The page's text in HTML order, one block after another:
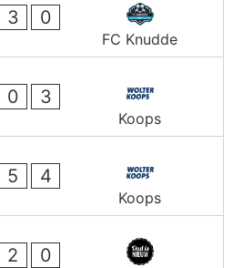
3 0
FC Knudde
0 3
Koops
5 4
Koops
2 0